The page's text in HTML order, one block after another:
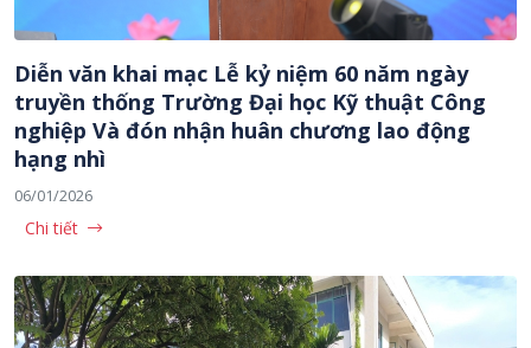
Diễn văn khai mạc Lễ kỷ niệm 60 năm ngày
truyền thống Trường Đại học Kỹ thuật Công
nghiệp Và đón nhận huân chương lao động
hạng nhì
06/01/2026
Chi tiết